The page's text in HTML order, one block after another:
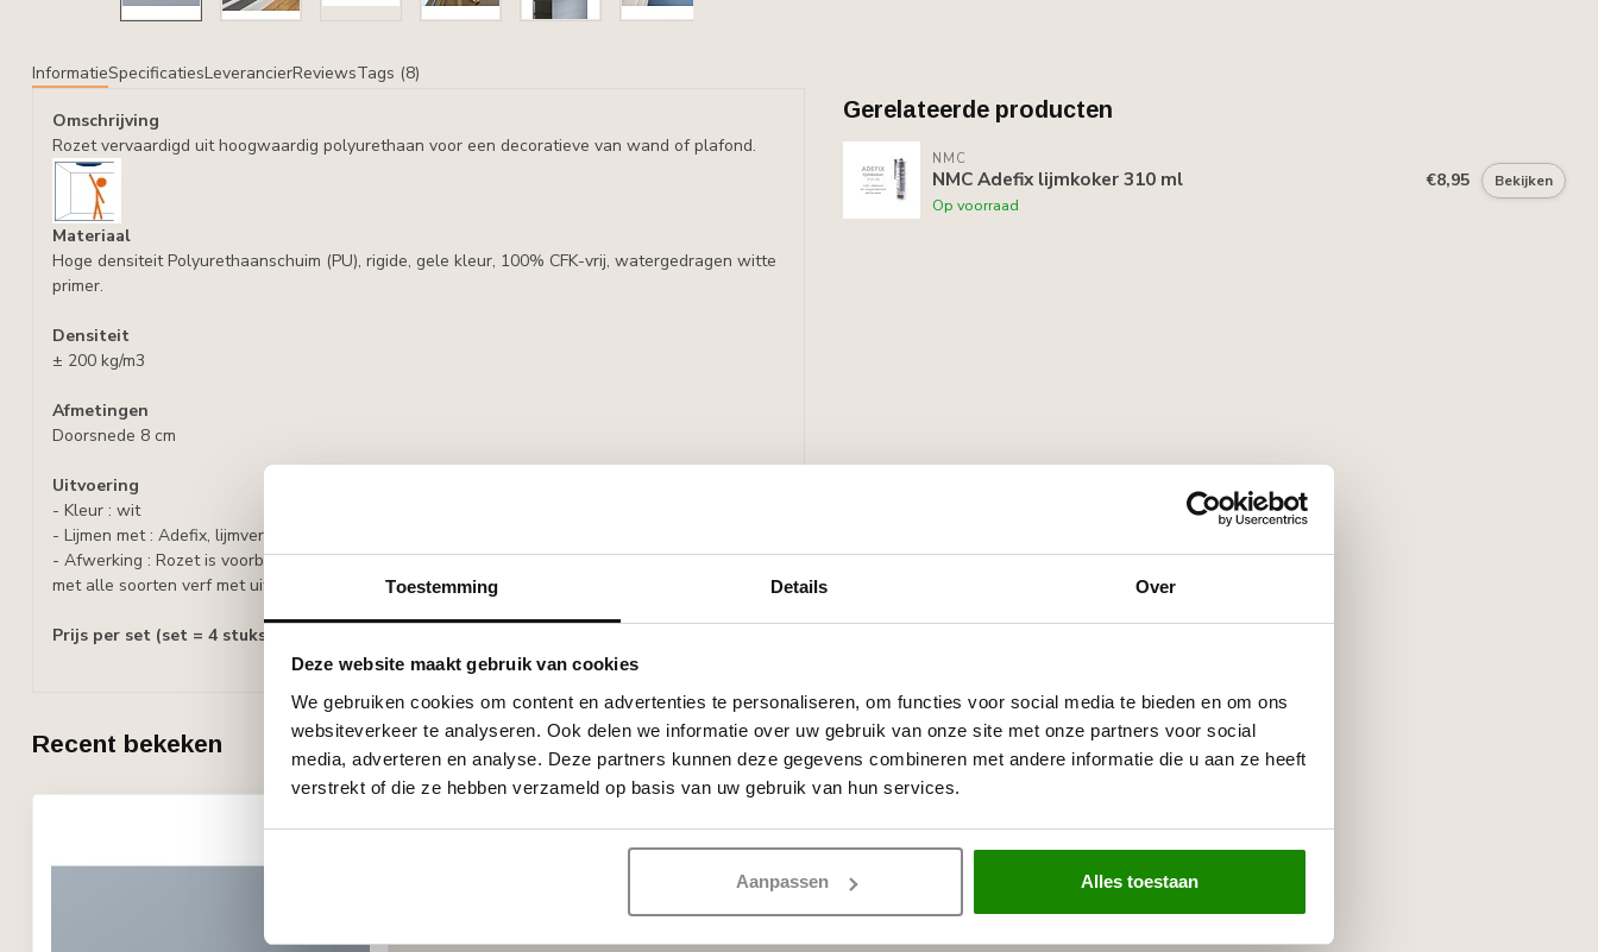
Toestemming Details Over
Deze website maakt gebruik van cookies
We gebruiken cookies om content en advertenties te personaliseren, om functies voor social media te bieden en om ons
websiteverkeer te analyseren. Ook delen we informatie over uw gebruik van onze site met onze partners voor social
media, adverteren en analyse. Deze partners kunnen deze gegevens combineren met andere informatie die u aan ze heeft
verstrekt of die ze hebben verzameld op basis van uw gebruik van hun services.
Aanpassen Alles toestaan
InformatieSpecificatiesLeverancierReviewsTags (8)
Omschrijving
Rozet vervaardigd uit hoogwaardig polyurethaan voor een decoratieve van wand of plafond.
Materiaal
Hoge densiteit Polyurethaanschuim (PU), rigide, gele kleur, 100% CFK-vrij, watergedragen witte
primer.
Densiteit
± 200 kg/m3
Afmetingen
Doorsnede 8 cm
Uitvoering
- Kleur : wit
- Lijmen met : Adefix, lijmverbruik: 20 ml/stuk.
- Afwerking : Rozet is voorbehandeld met een watergedragen witte primer, overschilderbaar
met alle soorten verf met uitzondering van silicaathoudende verven.
Prijs per set (set = 4 stuks)
Gerelateerde producten
NMC
NMC Adefix lijmkoker 310 ml
Op voorraad
€8,95 Bekijken
Recent bekeken